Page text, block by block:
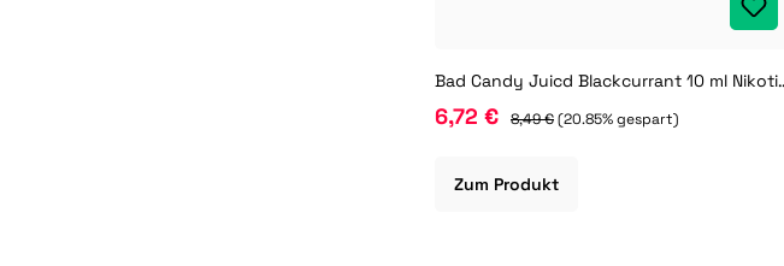
Bad Candy Juicd
6,72 € 8,49 €(20.85% gespart)
Zum Produkt